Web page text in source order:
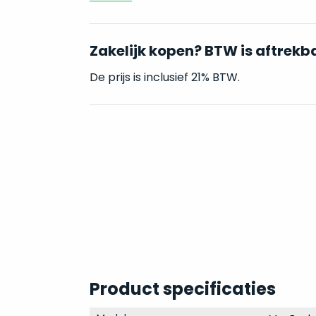
Zakelijk kopen? BTW is
De prijs is inclusief 21% BTW.
Product specificaties